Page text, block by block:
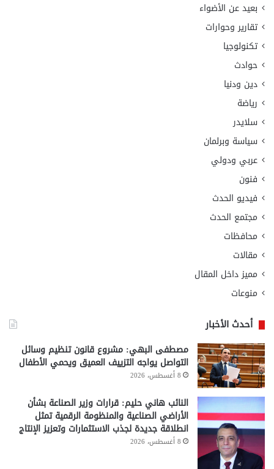
بعيد عن الأضواء
تقارير وحوارات
تكنولوجيا
حوادث
دين ودنيا
رياضة
سلايدر
سياسة وبرلمان
عربي ودولي
فنون
فيديو الحدث
مجتمع الحدث
محافظات
مقالات
مميز داخل المقال
منوعات
أحدث الأخبار
مصطفى البهي: مشروع قانون تنظيم وسائل
التواصل يواجه التزييف العميق ويحمي الأطفال
8 أغسطس، 2026
النائب هاني حليم: قرارات وزير الصناعة بشأن
الأراضي الصناعية والمنظومة الرقمية تمثل
انطلاقة جديدة لجذب الاستثمارات وتعزيز الإنتاج
8 أغسطس، 2026